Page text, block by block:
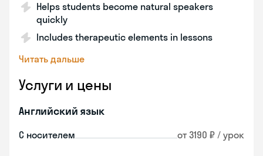
Helps students become natural speakers
quickly
Includes therapeutic elements in lessons
Читать дальше
Услуги и цены
Английский язык
С носителем от 3190 ₽ / урок